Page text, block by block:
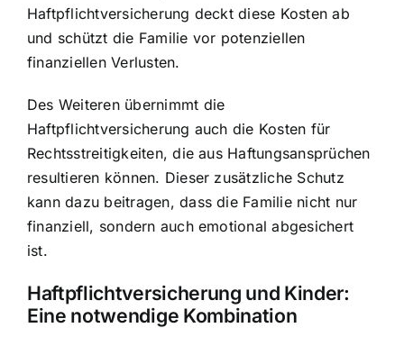
Haftpflichtversicherung deckt diese Kosten ab
und schützt die Familie vor potenziellen
finanziellen Verlusten.
Des Weiteren übernimmt die
Haftpflichtversicherung auch die Kosten für
Rechtsstreitigkeiten, die aus Haftungsansprüchen
resultieren können. Dieser zusätzliche Schutz
kann dazu beitragen, dass die Familie nicht nur
finanziell, sondern auch emotional abgesichert
ist.
Haftpflichtversicherung und Kinder:
Eine notwendige Kombination